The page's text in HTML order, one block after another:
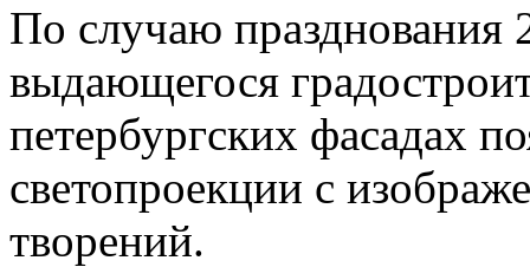
По случаю празднования
выдающегося
петербургских фасадах
светопроекции с
творений.